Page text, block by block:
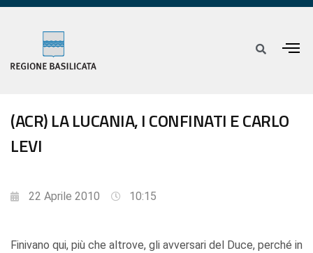
(ACR) LA LUCANIA, I CONFINATI E CARLO
LEVI
22 Aprile 2010 10:15
Finivano qui, più che altrove, gli avversari del Duce, perché in